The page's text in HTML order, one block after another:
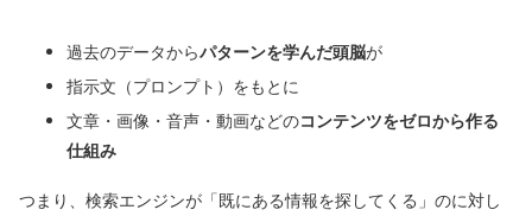
過去のデータからパターンを学んだ頭脳が
指示文（プロンプト）をもとに
文章・画像・音声・動画などのコンテンツをゼロから作る
仕組み
つまり、検索エンジンが「既にある情報を探してくる」のに対し